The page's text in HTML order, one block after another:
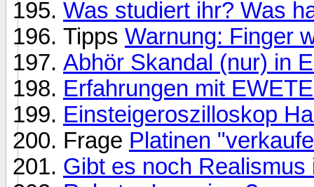
Was studiert ihr? Was
Tipps Warnung: Finger
Abhör Skandal (nur) in
Erfahrungen mit
Einsteigeroszilloskop
Frage Platinen
Gibt es noch Realismus